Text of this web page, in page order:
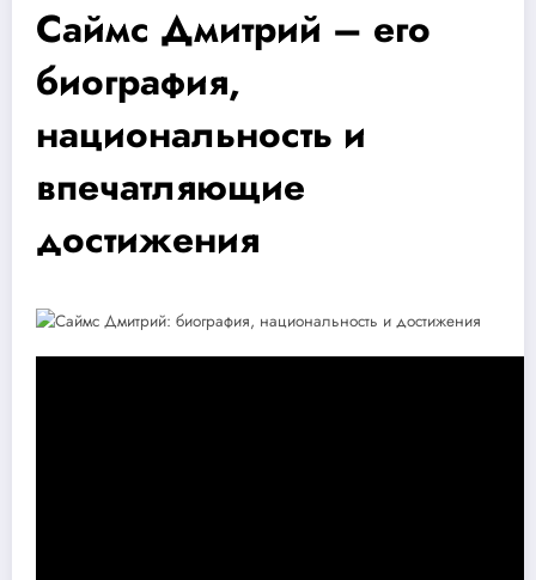
Саймс Дмитрий – его
биография,
национальность и
впечатляющие
достижения